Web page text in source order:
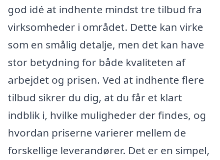
god idé at indhente mindst tre tilbud fra
virksomheder i området. Dette kan virke
som en smålig detalje, men det kan have
stor betydning for både kvaliteten af
arbejdet og prisen. Ved at indhente flere
tilbud sikrer du dig, at du får et klart
indblik i, hvilke muligheder der findes, og
hvordan priserne varierer mellem de
forskellige leverandører. Det er en simpel,